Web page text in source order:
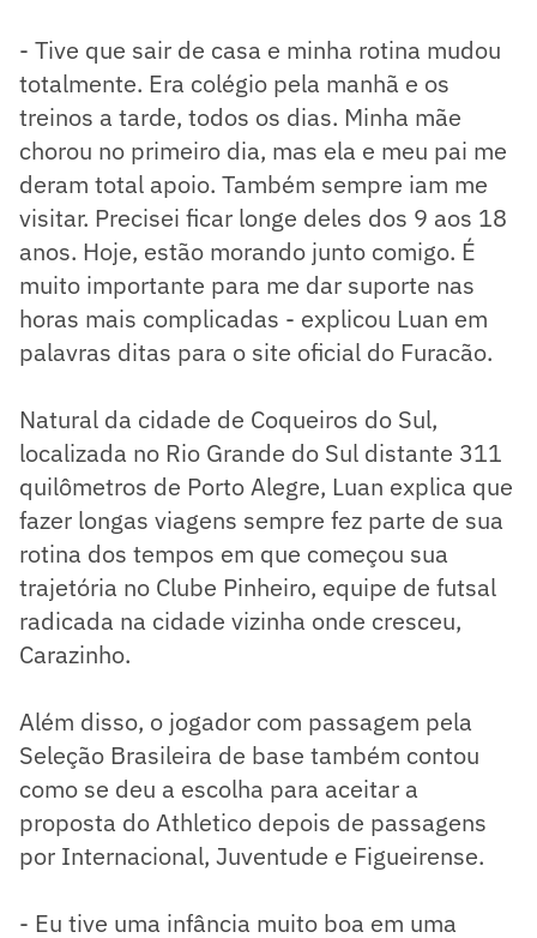
- Tive que sair de casa e minha rotina mudou
totalmente. Era colégio pela manhã e os
treinos a tarde, todos os dias. Minha mãe
chorou no primeiro dia, mas ela e meu pai me
deram total apoio. Também sempre iam me
visitar. Precisei ficar longe deles dos 9 aos 18
anos. Hoje, estão morando junto comigo. É
muito importante para me dar suporte nas
horas mais complicadas - explicou Luan em
palavras ditas para o site oficial do Furacão.
Natural da cidade de Coqueiros do Sul,
localizada no Rio Grande do Sul distante 311
quilômetros de Porto Alegre, Luan explica que
fazer longas viagens sempre fez parte de sua
rotina dos tempos em que começou sua
trajetória no Clube Pinheiro, equipe de futsal
radicada na cidade vizinha onde cresceu,
Carazinho.
Além disso, o jogador com passagem pela
Seleção Brasileira de base também contou
como se deu a escolha para aceitar a
proposta do Athletico depois de passagens
por Internacional, Juventude e Figueirense.
- Eu tive uma infância muito boa em uma